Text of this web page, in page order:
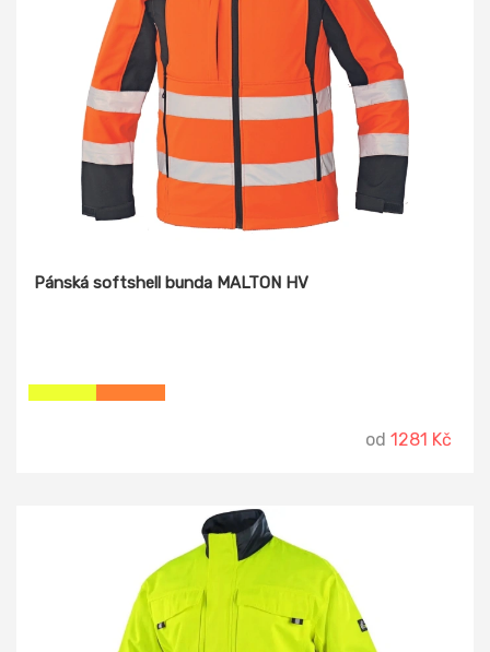
Pánská softshell bunda MALTON HV
od 1281 Kč